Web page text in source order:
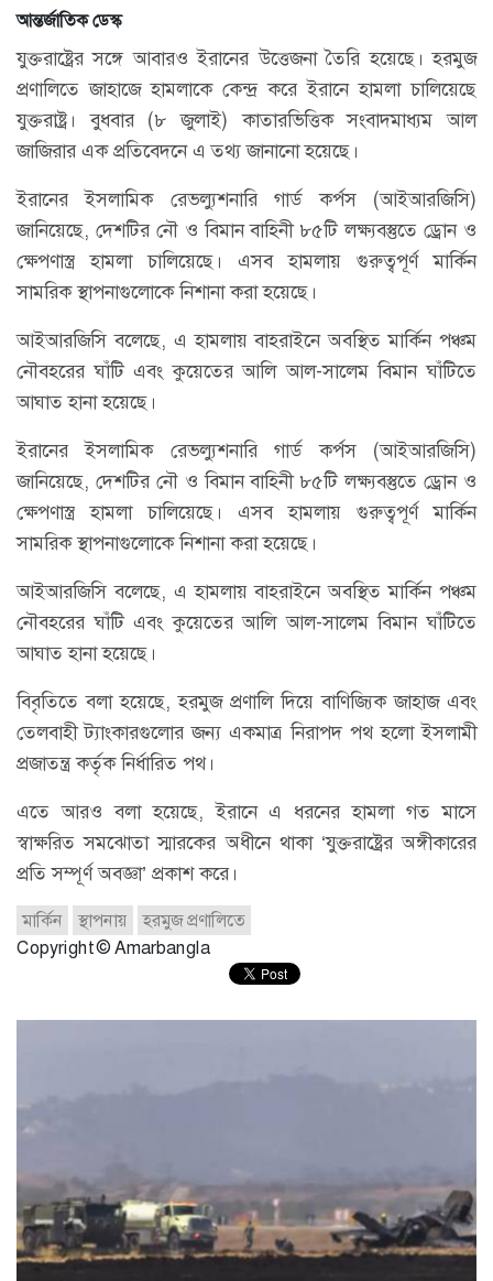
আন্তর্জাতিক ডেস্ক
যুক্তরাষ্ট্রের সঙ্গে আবারও ইরানের উত্তেজনা তৈরি হয়েছে। হরমুজ
প্রণালিতে জাহাজে হামলাকে কেন্দ্র করে ইরানে হামলা চালিয়েছে
যুক্তরাষ্ট্র। বুধবার (৮ জুলাই) কাতারভিত্তিক সংবাদমাধ্যম আল
জাজিরার এক প্রতিবেদনে এ তথ্য জানানো হয়েছে।
ইরানের ইসলামিক রেভল্যুশনারি গার্ড কর্পস (আইআরজিসি)
জানিয়েছে, দেশটির নৌ ও বিমান বাহিনী ৮৫টি লক্ষ্যবস্তুতে ড্রোন ও
ক্ষেপণাস্ত্র হামলা চালিয়েছে। এসব হামলায় গুরুত্বপূর্ণ মার্কিন
সামরিক স্থাপনাগুলোকে নিশানা করা হয়েছে।
আইআরজিসি বলেছে, এ হামলায় বাহরাইনে অবস্থিত মার্কিন পঞ্চম
নৌবহরের ঘাঁটি এবং কুয়েতের আলি আল-সালেম বিমান ঘাঁটিতে
আঘাত হানা হয়েছে।
ইরানের ইসলামিক রেভল্যুশনারি গার্ড কর্পস (আইআরজিসি)
জানিয়েছে, দেশটির নৌ ও বিমান বাহিনী ৮৫টি লক্ষ্যবস্তুতে ড্রোন ও
ক্ষেপণাস্ত্র হামলা চালিয়েছে। এসব হামলায় গুরুত্বপূর্ণ মার্কিন
সামরিক স্থাপনাগুলোকে নিশানা করা হয়েছে।
আইআরজিসি বলেছে, এ হামলায় বাহরাইনে অবস্থিত মার্কিন পঞ্চম
নৌবহরের ঘাঁটি এবং কুয়েতের আলি আল-সালেম বিমান ঘাঁটিতে
আঘাত হানা হয়েছে।
বিবৃতিতে বলা হয়েছে, হরমুজ প্রণালি দিয়ে বাণিজ্যিক জাহাজ এবং
তেলবাহী ট্যাংকারগুলোর জন্য একমাত্র নিরাপদ পথ হলো ইসলামী
প্রজাতন্ত্র কর্তৃক নির্ধারিত পথ।
এতে আরও বলা হয়েছে, ইরানে এ ধরনের হামলা গত মাসে
স্বাক্ষরিত সমঝোতা স্মারকের অধীনে থাকা ‘যুক্তরাষ্ট্রের অঙ্গীকারের
প্রতি সম্পূর্ণ অবজ্ঞা’ প্রকাশ করে।
মার্কিন স্থাপনায়
হরমুজ প্রণালিতে
Copyright © Amarbangla